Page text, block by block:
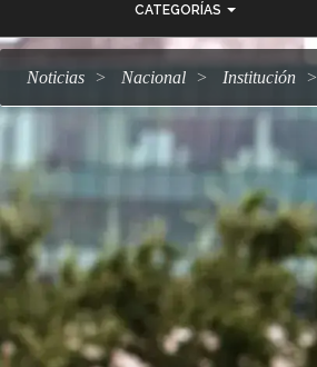
CATEGORÍAS
Noticias Nacional Institución